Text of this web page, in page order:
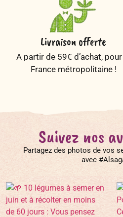
Livraison offerte
A partir de 59€ d’achat,
France métropolitaine !
Suivez nos
Partagez des photos de vos
avec